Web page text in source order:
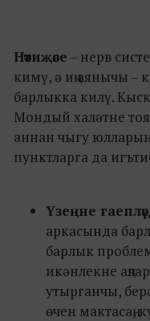
Нәтиҗәсе – нерв
кимү, ә иң аянычы –
барлыкка килү.
Мондый халәтне
аннан чыгу
пунктларга да
Үзеңне
аркасында
барлык
икәнлекне
утырганчы,
өчен мактасаң,